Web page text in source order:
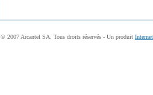
© 2007 Arcantel SA. Tous droits réservés - Un produit